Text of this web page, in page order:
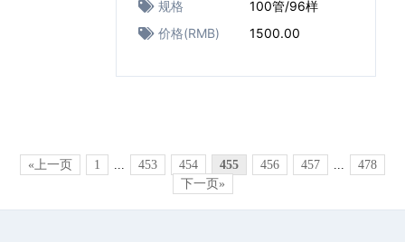
规格
100管/96样
价格(RMB)
1500.00
«上一页 1 ... 453 454 455 456 457 ...
478
下一页»